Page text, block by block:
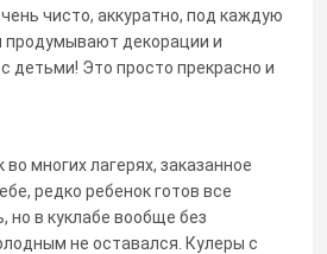
чисто, аккуратно, под каждую
продумывают декорации и
детьми! Это просто прекрасно и
многих лагерях, заказанное
редко ребенок готов все
но в куклабе вообще без
не оставался. Кулеры с